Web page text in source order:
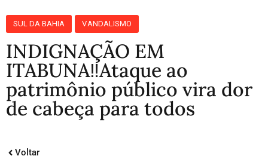
SUL DA BAHIA VANDALISMO
INDIGNAÇÃO EM
ITABUNA‼️Ataque ao
patrimônio público vira dor
de cabeça para todos
Voltar